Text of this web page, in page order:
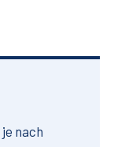
nach